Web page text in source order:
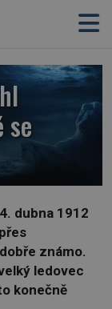
se
dubna 1912
známo.
ledovec
konečně